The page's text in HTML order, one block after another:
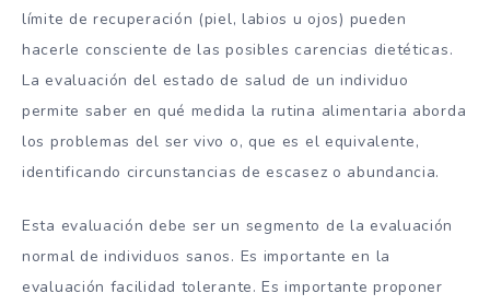
límite de recuperación (piel, labios u ojos) pueden
hacerle consciente de las posibles carencias dietéticas.
La evaluación del estado de salud de un individuo
permite saber en qué medida la rutina alimentaria aborda
los problemas del ser vivo o, que es el equivalente,
identificando circunstancias de escasez o abundancia.
Esta evaluación debe ser un segmento de la evaluación
normal de individuos sanos. Es importante en la
evaluación facilidad tolerante. Es importante proponer